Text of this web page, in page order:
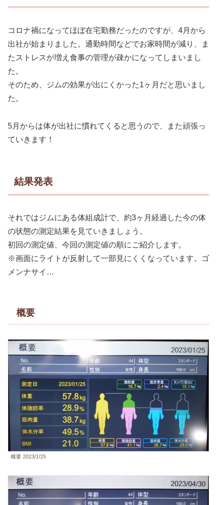
コロナ禍になってほぼ在宅勤務だったのですが、4月から
出社が始まりました。通勤時間などでお家時間が減り、ま
たストレスが増え食事の管理が疎かになってしまいまし
た。
そのため、ジムの効果が出にくかった1ヶ月だと思いまし
た。
5月からは体が出社に慣れてくると思うので、また頑張っ
ていきます！
結果発表
それではジムにある体組成計で、約3ヶ月経過した今の体
の状態の測定結果を見ていきましょう。
初回の測定値、今回の測定値の順にご紹介します。
※画面にライトが反射して一部見にくくなっています。ゴ
メンナサイ…
概要
概要 2023/1/25